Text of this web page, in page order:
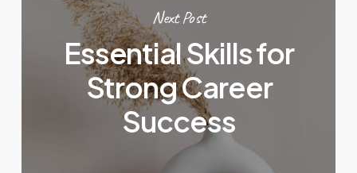
Next Post
Essential Skills for
Strong Career
Success